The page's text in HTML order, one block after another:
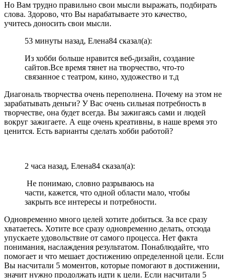
Но Вам трудно правильно свои мысли выражать, подбирать
слова. Здорово, что Вы нарабатываете это качество,
учитесь доносить свои мысли.
53 минуты назад, Елена84 сказал(а):
Из хобби больше нравится веб-дизайн, создание
сайтов.Все время тянет на творчество, что-то
связанное с театром, кино, художество и т.д
Диагональ творчества очень переполнена. Почему на этом не
зарабатывать деньги? У Вас очень сильная потребность в
творчестве, она будет всегда. Вы зажигаясь сами и людей
вокруг зажигаете. А еще очень креативны, в наше время это
ценится. Есть варианты сделать хобби работой?
2 часа назад, Елена84 сказал(а):
Не понимаю, словно разрываюсь на
части, кажется, что одной области мало, чтобы
закрыть все интересы и потребности.
Одновременно много целей хотите добиться. За все сразу
хватаетесь. Хотите все сразу одновременно делать, отсюда
упускаете удовольствие от самого процесса. Нет факта
понимания, наслаждения результатом. Понаблюдайте, что
помогает и что мешает достижению определенной цели. Если
Вы насчитали 5 моментов, которые помогают в достижении,
значит нужно продолжать идти к цели. Если насчитали 5